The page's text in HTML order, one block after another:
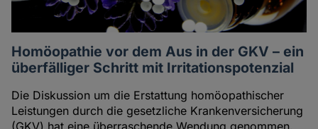
Homöopathie vor dem Aus in der GKV – ein
überfälliger Schritt mit Irritationspotenzial
Die Diskussion um die Erstattung homöopathischer
Leistungen durch die gesetzliche Krankenversicherung
(GKV) hat eine überraschende Wendung genommen.